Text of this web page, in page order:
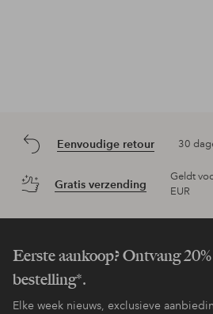
Eenvoudige retour 30
Gratis verzending
Geldt
EUR
Eerste aankoop? Ontvang
bestelling*.
Elke week nieuws, exclusieve